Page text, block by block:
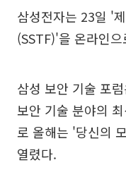
삼성전자는 23일 '
(SSTF)'을 온라인
삼성 보안 기술 포
보안 기술 분야의
로 올해는 '당신의
열렸다.